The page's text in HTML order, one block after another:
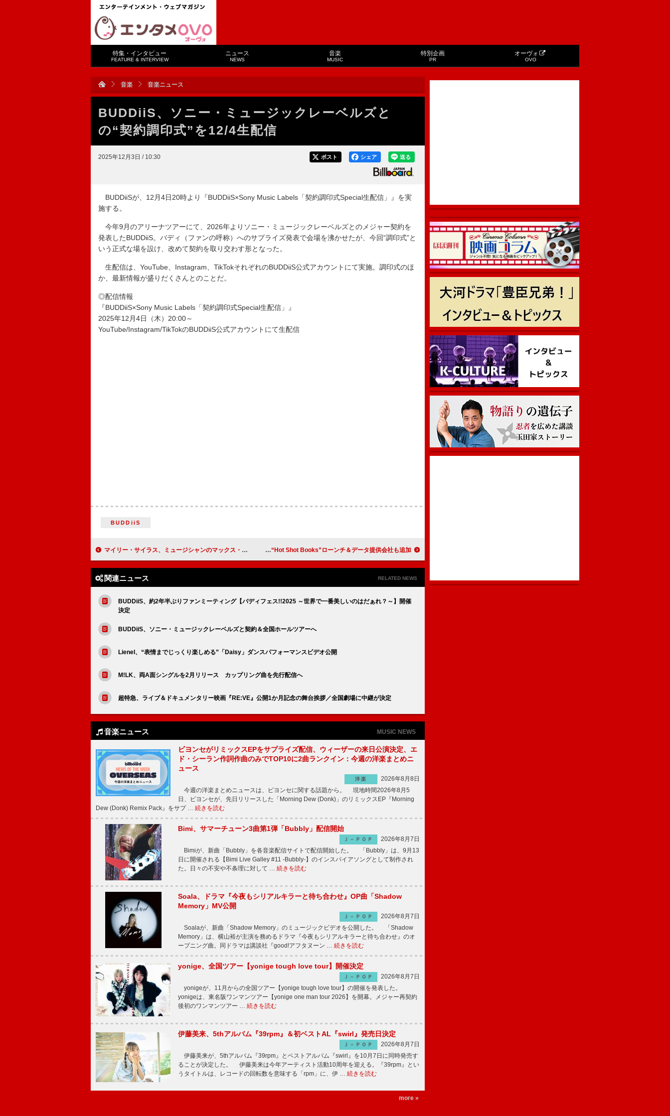
特集・インタビュー
FEATURE & INTERVIEW
ニュース
NEWS
音楽
MUSIC
特別企画
PR
オーヴォ
OVO
音楽 音楽ニュース
BUDDiiS、ソニー・ミュージックレーベルズと
の“契約調印式”を12/4生配信
2025年12月3日 / 10:30 送る
シェア
ポスト
BUDDiiSが、12月4日20時より『BUDDiiS×Sony Music Labels「契約調印式Special生配信」』を実
施する。
今年9月のアリーナツアーにて、2026年よりソニー・ミュージックレーベルズとのメジャー契約を
発表したBUDDiiS。バディ（ファンの呼称）へのサプライズ発表で会場を沸かせたが、今回“調印式”と
いう正式な場を設け、改めて契約を取り交わす形となった。
生配信は、YouTube、Instagram、TikTokそれぞれのBUDDiiS公式アカウントにて実施。調印式のほ
か、最新情報が盛りだくさんとのことだ。
◎配信情報
『BUDDiiS×Sony Music Labels「契約調印式Special生配信」』
2025年12月4日（木）20:00～
YouTube/Instagram/TikTokのBUDDiiS公式アカウントにて生配信
BUDDiiS
マイリー・サイラス、ミュージシャンのマックス・モランドと婚約 総合書籍チャートにSNS指標が誕生 急上昇チャート“Hot Shot Books”ローンチ＆データ提供会社も追加
関連ニュース RELATED NEWS
BUDDiiS、約2年半ぶりファンミーティング【バディフェス!!2025 ～世界で一番美しいのはだぁれ？～】開催
決定
BUDDiiS、ソニー・ミュージックレーベルズと契約＆全国ホールツアーへ
Lienel、“表情までじっくり楽しめる”「Daisy」ダンスパフォーマンスビデオ公開
M!LK、両A面シングルを2月リリース カップリング曲を先行配信へ
超特急、ライブ＆ドキュメンタリー映画『RE:VE』公開1か月記念の舞台挨拶／全国劇場に中継が決定
音楽ニュース MUSIC NEWS
ビヨンセがリミックスEPをサプライズ配信、ウィーザーの来日公演決定、エ
ド・シーラン作詞作曲のみでTOP10に2曲ランクイン：今週の洋楽まとめニ
ュース
洋楽
2026年8月8日
今週の洋楽まとめニュースは、ビヨンセに関する話題から。 現地時間2026年8月5
日、ビヨンセが、先日リリースした「Morning Dew (Donk)」のリミックスEP『Morning
Dew (Donk) Remix Pack』をサプ … 続きを読む
Bimi、サマーチューン3曲第1弾「Bubbly」配信開始
Ｊ－ＰＯＰ
2026年8月7日
Bimiが、新曲「Bubbly」を各音楽配信サイトで配信開始した。 「Bubbly」は、9月13
日に開催される【Bimi Live Galley #11 -Bubbly-】のインスパイアソングとして制作され
た。日々の不安や不条理に対して … 続きを読む
Soala、ドラマ『今夜もシリアルキラーと待ち合わせ』OP曲「Shadow
Memory」MV公開
Ｊ－ＰＯＰ
2026年8月7日
Soalaが、新曲「Shadow Memory」のミュージックビデオを公開した。 「Shadow
Memory」は、横山裕が主演を務めるドラマ『今夜もシリアルキラーと待ち合わせ』のオ
ープニング曲。同ドラマは講談社『good!アフタヌーン … 続きを読む
yonige、全国ツアー【yonige tough love tour】開催決定
Ｊ－ＰＯＰ
2026年8月7日
yonigeが、11月からの全国ツアー【yonige tough love tour】の開催を発表した。
yonigeは、東名阪ワンマンツアー【yonige one man tour 2026】を開幕。メジャー再契約
後初のワンマンツアー … 続きを読む
伊藤美来、5thアルバム『39rpm』＆初ベストAL『swirl』発売日決定
Ｊ－ＰＯＰ
2026年8月7日
伊藤美来が、5thアルバム『39rpm』とベストアルバム『swirl』を10月7日に同時発売す
ることが決定した。 伊藤美来は今年アーティスト活動10周年を迎える。『39rpm』とい
うタイトルは、レコードの回転数を意味する「rpm」に、伊 … 続きを読む
more »